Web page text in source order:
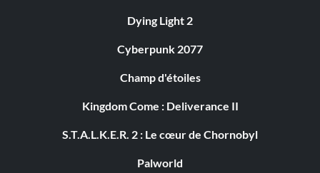
Dying Light 2
Cyberpunk 2077
Champ d'étoiles
Kingdom Come : Deliverance II
S.T.A.L.K.E.R. 2 : Le cœur de Chornobyl
Palworld